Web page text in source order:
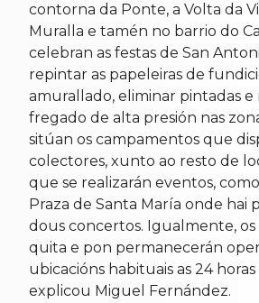
contorna da Ponte, a Volta da
Muralla e tamén no barrio do
celebran as festas de San
repintar as papeleiras de
amurallado, eliminar pintadas e
fregado de alta presión nas
sitúan os campamentos que
colectores, xunto ao resto de
que se realizarán eventos,
Praza de Santa María onde hai
dous concertos. Igualmente,
quita e pon permanecerán
ubicacións habituais as 24 horas
explicou Miguel Fernández.